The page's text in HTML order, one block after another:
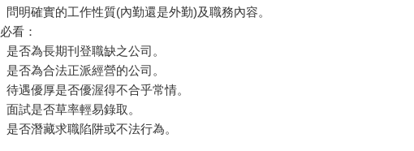
問明確實的工作性質(內勤還是外勤)及職務內容。
看：
是否為長期刊登職缺之公司。
是否為合法正派經營的公司。
待遇優厚是否優渥得不合乎常情。
面試是否草率輕易錄取。
是否潛藏求職陷阱或不法行為。